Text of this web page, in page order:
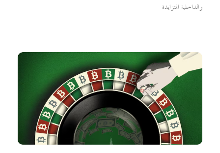
والداخلية المتزايدة